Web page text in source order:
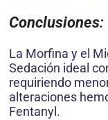
Conclusiones:
La Morfina y el
Sedación ideal
requiriendo
alteraciones
Fentanyl.